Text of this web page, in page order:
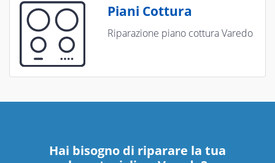
Piani Cottura
Riparazione piano cottura Varedo
Hai bisogno di riparare la tua